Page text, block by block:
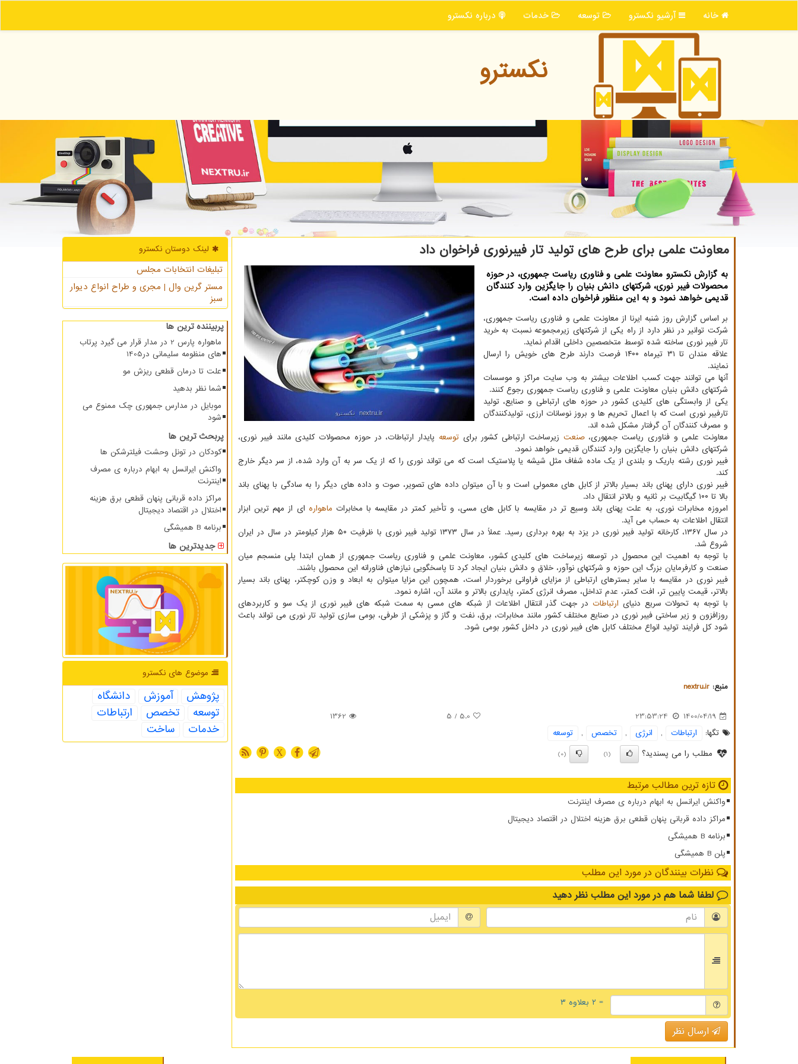
خانه آرشیو نكسترو توسعه خدمات درباره نكسترو
نكسترو
معاونت علمی برای طرح های تولید تار فیبرنوری فراخوان داد
به گزارش نکسترو معاونت علمی و فناوری ریاست جمهوری، در حوزه
محصولات فیبر نوری، شرکتهای دانش بنیان را جایگزین وارد کنندگان
قدیمی خواهد نمود و به این منظور فراخوان داده است.
بر اساس گزارش روز شنبه ایرنا از معاونت علمی و فناوری ریاست جمهوری،
شرکت توانیر در نظر دارد از راه یکی از شرکتهای زیرمجموعه نسبت به خرید
تار فیبر نوری ساخته شده توسط متخصصین داخلی اقدام نماید.
علاقه مندان تا ۳۱ تیرماه ۱۴۰۰ فرصت دارند طرح های خویش را ارسال
نمایند.
آنها می توانند جهت کسب اطلاعات بیشتر به وب سایت مراکز و موسسات
شرکتهای دانش بنیان معاونت علمی و فناوری ریاست جمهوری رجوع کنند.
یکی از وابستگی های کلیدی کشور در حوزه های ارتباطی و صنایع، تولید
تارفیبر نوری است که با اعمال تحریم ها و بروز نوسانات ارزی، تولیدکنندگان
و مصرف کنندگان آن گرفتار مشکل شده اند.
معاونت علمی و فناوری ریاست جمهوری،صنعت زیرساخت ارتباطی کشور برایتوسعه پایدار ارتباطات، در حوزه محصولات کلیدی مانند فیبر نوری،
شرکتهای دانش بنیان را جایگزین وارد کنندگان قدیمی خواهد نمود.
فیبر نوری رشته باریک و بلندی از یک ماده شفاف مثل شیشه یا پلاستیک است که می تواند نوری را که از یک سر به آن وارد شده، از سر دیگر خارج
کند.
فیبر نوری دارای پهنای باند بسیار بالاتر از کابل های معمولی است و با آن میتوان داده های تصویر، صوت و داده های دیگر را به سادگی با پهنای باند
بالا تا ۱۰۰ گیگابیت بر ثانیه و بالاتر انتقال داد.
امروزه مخابرات نوری، به علت پهنای باند وسیع تر در مقایسه با کابل های مسی، و تأخیر کمتر در مقایسه با مخابرات ماهواره ای از مهم ترین ابزار
انتقال اطلاعات به حساب می آید.
در سال ۱۳۶۷، کارخانه تولید فیبر نوری در یزد به بهره برداری رسید. عملاً در سال ۱۳۷۳ تولید فیبر نوری با ظرفیت ۵۰ هزار کیلومتر در سال در ایران
شروع شد.
با توجه به اهمیت این محصول در توسعه زیرساخت های کلیدی کشور، معاونت علمی و فناوری ریاست جمهوری از همان ابتدا پلی منسجم میان
صنعت و کارفرمایان بزرگ این حوزه و شرکتهای نوآور، خلاق و دانش بنیان ایجاد کرد تا پاسخگویی نیازهای فناورانه این محصول باشند.
فیبر نوری در مقایسه با سایر بسترهای ارتباطی از مزایای فراوانی برخوردار است، همچون این مزایا میتوان به ابعاد و وزن کوچکتر، پهنای باند بسیار
بالاتر، قیمت پایین تر، افت کمتر، عدم تداخل، مصرف انرژی کمتر، پایداری بالاتر و مانند آن، اشاره نمود.
با توجه به تحولات سریع دنیای ارتباطات در جهت گذر انتقال اطلاعات از شبکه های مسی به سمت شبکه های فیبر نوری از یک سو و کاربردهای
روزافزون و زیر ساختی فیبر نوری در صنایع مختلف کشور مانند مخابرات، برق، نفت و گاز و پزشکی از طرفی، بومی سازی تولید تار نوری می تواند باعث
شود کل فرایند تولید انواع مختلف کابل های فیبر نوری در داخل کشور بومی شود.
منبع: nextru.ir
1400/04/19
23:53:24
5.0
/ 5
1362
تگها:
ارتباطات , انرژی , تخصص ,
توسعه
مطلب را می پسندید؟
(1)
(0)
X
تازه ترین مطالب مرتبط
واکنش ایرانسل به ابهام درباره ی مصرف اینترنت
مراکز داده قربانی پنهان قطعی برق هزینه اختلال در اقتصاد دیجیتال
برنامه B همیشگی
پلن B همیشگی
نظرات بینندگان در مورد این مطلب
لطفا شما هم در مورد این مطلب نظر دهید
= ۲ بعلاوه ۳
ارسال نظر
لینک دوستان نكسترو
تبلیغات انتخابات مجلس
مستر گرین وال | مجری و طراح انواع دیوار
سبز
پربیننده ترین ها
ماهواره پارس 2 در مدار قرار می گیرد پرتاب
های منظومه سلیمانی در1405
علت تا درمان قطعی ریزش مو
شما نظر بدهید
موبایل در مدارس جمهوری چک ممنوع می
شود
پربحث ترین ها
کودکان در تونل وحشت فیلترشکن ها
واکنش ایرانسل به ابهام درباره ی مصرف
اینترنت
مراکز داده قربانی پنهان قطعی برق هزینه
اختلال در اقتصاد دیجیتال
برنامه B همیشگی
جدیدترین ها
موضوع های نكسترو
پژوهش آموزش
دانشگاه
توسعه
تخصص
ارتباطات
خدمات
ساخت